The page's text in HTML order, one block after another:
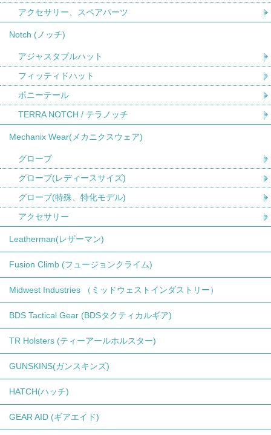
アクセサリー、スペアパーツ
Notch (ノッチ)
アジャスタブルハット
フィッティドハット
ポニーテール
TERRA NOTCH / テラノッチ
Mechanix Wear(メカニクスウェア)
グローブ
グローブ(レディースサイズ)
グローブ(特殊、特化モデル)
アクセサリー
Leatherman(レザーマン)
Fusion Climb (フュージョンクライム)
Midwest Industries （ミッドウェストインダストリー）
BDS Tactical Gear (BDSタクティカルギア)
TR Holsters (ティーアールホルスター)
GUNSKINS(ガンスキンズ)
HATCH(ハッチ)
GEAR AID (ギアエイド)